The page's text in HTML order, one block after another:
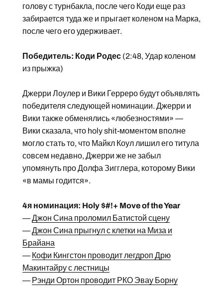
голову с турнбакла, после чего Коди еще раз
забирается туда же и прыгает коленом на Марка,
после чего его удерживает.
Победитель: Коди Родес(2:48, Удар коленом
из прыжка)
Джерри Лоулер и Вики Герреро будут объявлять
победителя следующей номинации. Джерри и
Вики также обменялись «любезностями» —
Вики сказала, что holy shit-моментом вполне
могло стать то, что Майкл Коул лишил его титула
совсем недавно, Джерри же не забыл
упомянуть про Долфа Зигглера, которому Вики
«в мамы годится».
4я номинация: Holy $#!+ Move of the Year
—Джон Сина проломил Батистой сцену
—Джон Сина прыгнул с клетки на Миза и
Брайана
— Кофи Кингстон проводит легдроп Дрю
Макинтайру с лестницы
— Рэнди Ортон проводит РКО Эвау Борну